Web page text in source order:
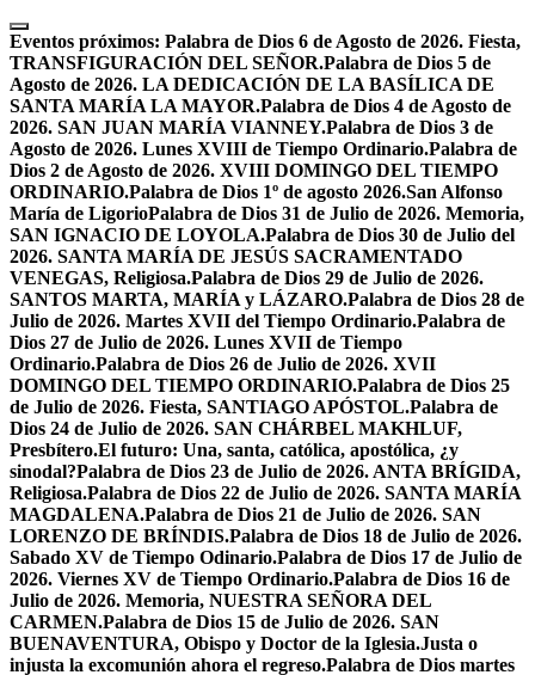
Skip
to
content
Eventos próximos: Palabra de Dios 6 de Agosto de 2026. Fiesta,
TRANSFIGURACIÓN DEL SEÑOR.Palabra de Dios 5 de
Agosto de 2026. LA DEDICACIÓN DE LA BASÍLICA DE
SANTA MARÍA LA MAYOR.Palabra de Dios 4 de Agosto de
2026. SAN JUAN MARÍA VIANNEY.Palabra de Dios 3 de
Agosto de 2026. Lunes XVIII de Tiempo Ordinario.Palabra de
Dios 2 de Agosto de 2026. XVIII DOMINGO DEL TIEMPO
ORDINARIO.Palabra de Dios 1º de agosto 2026.San Alfonso
María de LigorioPalabra de Dios 31 de Julio de 2026. Memoria,
SAN IGNACIO DE LOYOLA.Palabra de Dios 30 de Julio del
2026. SANTA MARÍA DE JESÚS SACRAMENTADO
VENEGAS, Religiosa.Palabra de Dios 29 de Julio de 2026.
SANTOS MARTA, MARÍA y LÁZARO.Palabra de Dios 28 de
Julio de 2026. Martes XVII del Tiempo Ordinario.Palabra de
Dios 27 de Julio de 2026. Lunes XVII de Tiempo
Ordinario.Palabra de Dios 26 de Julio de 2026. XVII
DOMINGO DEL TIEMPO ORDINARIO.Palabra de Dios 25
de Julio de 2026. Fiesta, SANTIAGO APÓSTOL.Palabra de
Dios 24 de Julio de 2026. SAN CHÁRBEL MAKHLUF,
Presbítero.El futuro: Una, santa, católica, apostólica, ¿y
sinodal?Palabra de Dios 23 de Julio de 2026. ANTA BRÍGIDA,
Religiosa.Palabra de Dios 22 de Julio de 2026. SANTA MARÍA
MAGDALENA.Palabra de Dios 21 de Julio de 2026. SAN
LORENZO DE BRÍNDIS.Palabra de Dios 18 de Julio de 2026.
Sabado XV de Tiempo Odinario.Palabra de Dios 17 de Julio de
2026. Viernes XV de Tiempo Ordinario.Palabra de Dios 16 de
Julio de 2026. Memoria, NUESTRA SEÑORA DEL
CARMEN.Palabra de Dios 15 de Julio de 2026. SAN
BUENAVENTURA, Obispo y Doctor de la Iglesia.Justa o
injusta la excomunión ahora el regreso.Palabra de Dios martes